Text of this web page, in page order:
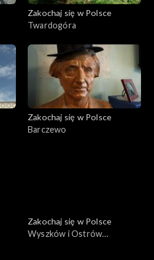
Zakochaj się w Polsce
Twardogóra
Zakochaj się w Polsce
Barczewo
Zakochaj się w Polsce
Wyszków i Ostrów